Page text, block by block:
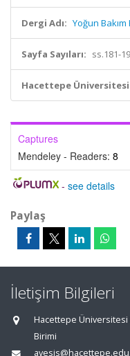
Dergi Adı: Yoğun
Sayfa Sayıları: ss.181-
Hacettepe
Captures
Mendeley - Readers: 8
- see details
Paylaş
İletişim Bilgileri
Hacettepe Üniversitesi
Birimi